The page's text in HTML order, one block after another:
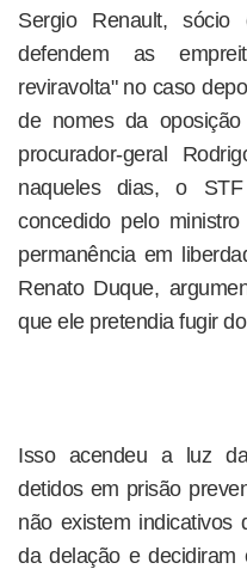
Sergio Renault,
defendem as
reviravolta" no caso
de nomes da
procurador-geral
naqueles dias, o
concedido pelo
permanência em
Renato Duque,
que ele pretendia fugir
Isso acendeu a luz
detidos em prisão
não existem indicativos
da delação e decidiram